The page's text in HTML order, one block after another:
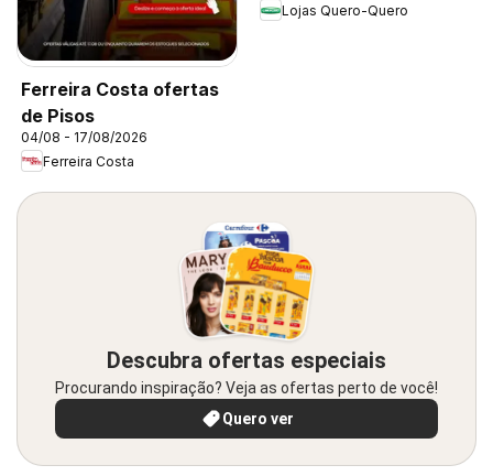
Ferreira Costa ofertas
de Pisos
04/08 - 17/08/2026
Ferreira Costa
Lojas Quero-Quero
Descubra ofertas especiais
Procurando inspiração? Veja as ofertas perto de você!
Quero ver